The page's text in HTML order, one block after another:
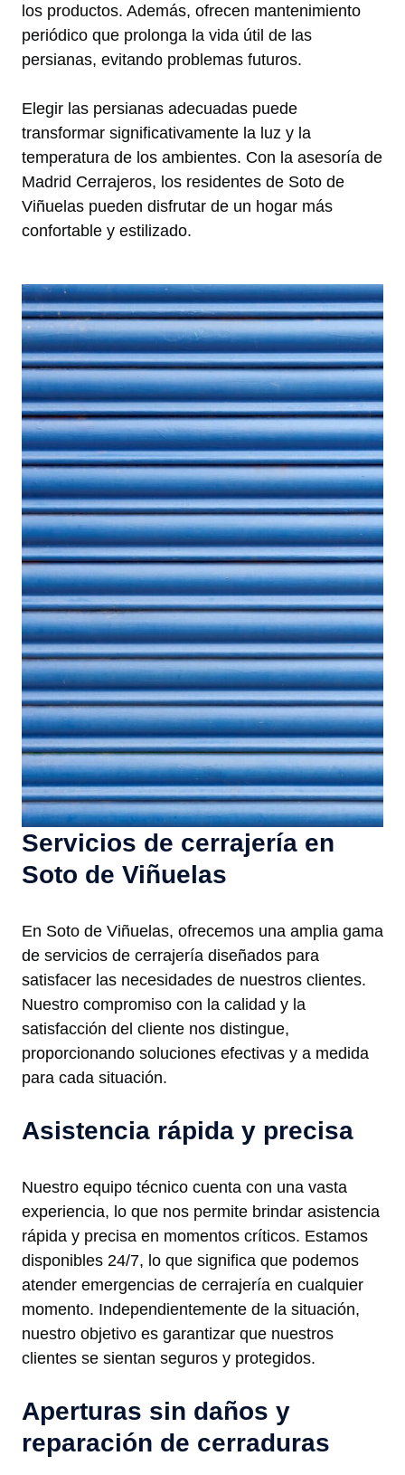
los productos. Además, ofrecen mantenimiento
periódico que prolonga la vida útil de las
persianas, evitando problemas futuros.
Elegir las persianas adecuadas puede
transformar significativamente la luz y la
temperatura de los ambientes. Con la asesoría de
Madrid Cerrajeros, los residentes de Soto de
Viñuelas pueden disfrutar de un hogar más
confortable y estilizado.
Servicios de cerrajería en
Soto de Viñuelas
En Soto de Viñuelas, ofrecemos una amplia gama
de servicios de cerrajería diseñados para
satisfacer las necesidades de nuestros clientes.
Nuestro compromiso con la calidad y la
satisfacción del cliente nos distingue,
proporcionando soluciones efectivas y a medida
para cada situación.
Asistencia rápida y precisa
Nuestro equipo técnico cuenta con una vasta
experiencia, lo que nos permite brindar asistencia
rápida y precisa en momentos críticos. Estamos
disponibles 24/7, lo que significa que podemos
atender emergencias de cerrajería en cualquier
momento. Independientemente de la situación,
nuestro objetivo es garantizar que nuestros
clientes se sientan seguros y protegidos.
Aperturas sin daños y
reparación de cerraduras